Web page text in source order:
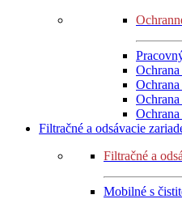
Filtračné a odsávacie
Filtračné a
Mobilné s